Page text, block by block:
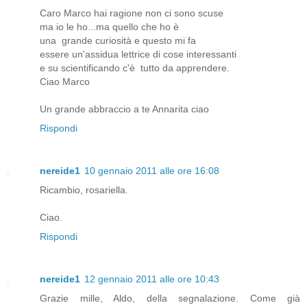
Caro Marco hai ragione non ci sono scuse
ma io le ho...ma quello che ho è
una grande curiosità e questo mi fa
essere un'assidua lettrice di cose interessanti
e su scientificando c'è tutto da apprendere.
Ciao Marco
Un grande abbraccio a te Annarita ciao
Rispondi
nereide1 10 gennaio 2011 alle ore 16:08
Ricambio, rosariella.
Ciao.
Rispondi
nereide1 12 gennaio 2011 alle ore 10:43
Grazie mille, Aldo, della segnalazione. Come già